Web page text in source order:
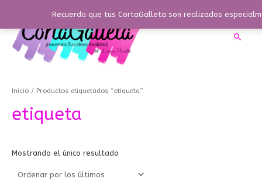
Recuerda que tus CortaGalleta son realizados
contenido
Inicio / Productos etiquetados “etiqueta”
etiqueta
Mostrando el único resultado